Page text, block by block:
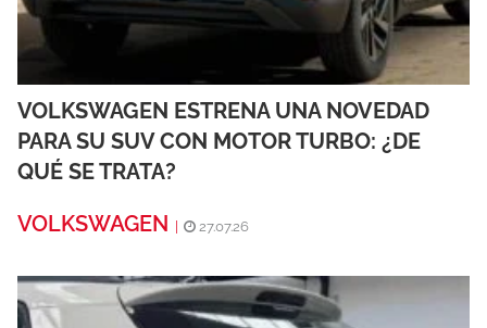
VOLKSWAGEN ESTRENA UNA NOVEDAD
PARA SU SUV CON MOTOR TURBO: ¿DE
QUÉ SE TRATA?
VOLKSWAGEN
27.07.26